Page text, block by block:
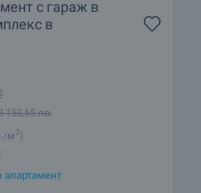
с гараж в
в
153,65 лв.
м2)
апартамент